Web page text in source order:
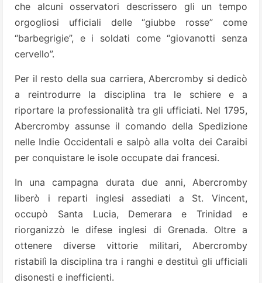
che alcuni osservatori descrissero gli un tempo
orgogliosi ufficiali delle “giubbe rosse” come
“barbegrigie”, e i soldati come “giovanotti senza
cervello”.
Per il resto della sua carriera, Abercromby si dedicò
a reintrodurre la disciplina tra le schiere e a
riportare la professionalità tra gli ufficiati. Nel 1795,
Abercromby assunse il comando della Spedizione
nelle Indie Occidentali e salpò alla volta dei Caraibi
per conquistare le isole occupate dai francesi.
In una campagna durata due anni, Abercromby
liberò i reparti inglesi assediati a St. Vincent,
occupò Santa Lucia, Demerara e Trinidad e
riorganizzò le difese inglesi di Grenada. Oltre a
ottenere diverse vittorie militari, Abercromby
ristabilì la disciplina tra i ranghi e destituì gli ufficiali
disonesti e inefficienti.